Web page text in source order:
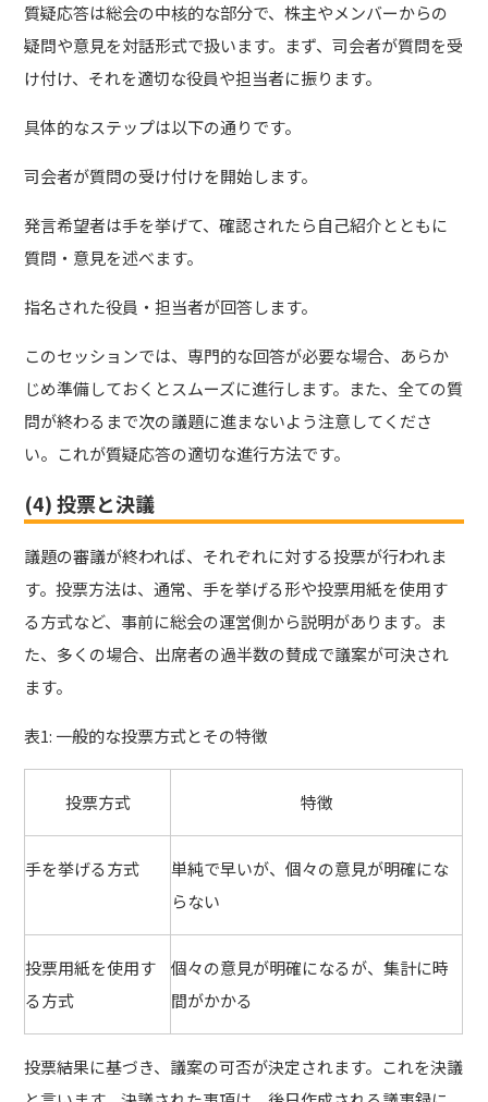
質疑応答は総会の中核的な部分で、株主やメンバーからの
疑問や意見を対話形式で扱います。まず、司会者が質問を受
け付け、それを適切な役員や担当者に振ります。
具体的なステップは以下の通りです。
司会者が質問の受け付けを開始します。
発言希望者は手を挙げて、確認されたら自己紹介とともに
質問・意見を述べます。
指名された役員・担当者が回答します。
このセッションでは、専門的な回答が必要な場合、あらか
じめ準備しておくとスムーズに進行します。また、全ての質
問が終わるまで次の議題に進まないよう注意してくださ
い。これが質疑応答の適切な進行方法です。
(4) 投票と決議
議題の審議が終われば、それぞれに対する投票が行われま
す。投票方法は、通常、手を挙げる形や投票用紙を使用す
る方式など、事前に総会の運営側から説明があります。ま
た、多くの場合、出席者の過半数の賛成で議案が可決され
ます。
表1: 一般的な投票方式とその特徴
投票方式 特徴
手を挙げる方式
単純で早いが、個々の意見が明確にな
らない
投票用紙を使用す
る方式
個々の意見が明確になるが、集計に時
間がかかる
投票結果に基づき、議案の可否が決定されます。これを決議